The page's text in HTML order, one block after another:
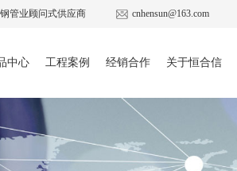
管业顾问式供应商 cnhensun@163.com
中心 工程案例 经销合作 关于恒合信